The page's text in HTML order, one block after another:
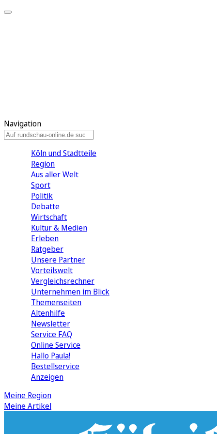
Navigation
Köln und Stadtteile
Region
Aus aller Welt
Sport
Politik
Debatte
Wirtschaft
Kultur & Medien
Erleben
Ratgeber
Unsere Partner
Vorteilswelt
Vergleichsrechner
Unternehmen im Blick
Themenseiten
Altenhilfe
Newsletter
Service FAQ
Online Service
Hallo Paula!
Bestellservice
Anzeigen
Meine Region
Meine Artikel